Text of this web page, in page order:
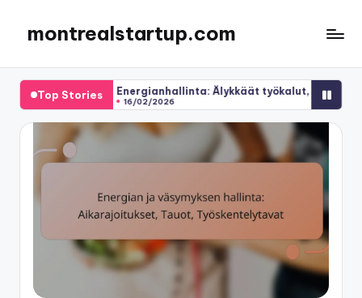
content
montrealstartup.com
Top Stories
Energianhallinta: Älykkäät työkalut, Teknologiat,
16/02/2026